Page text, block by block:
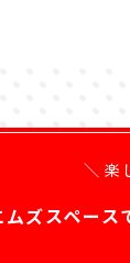
＼ 楽
ムズスペース